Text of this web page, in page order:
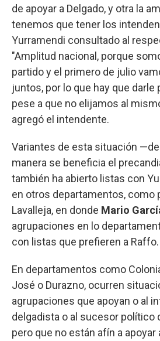
de apoyar a Delgado, y otra la
tenemos que tener los
Yurramendi consultado al
"Amplitud nacional, porque
partido y el primero de julio
juntos, por lo que hay que darle
pese a que no elijamos al
agregó el intendente.
Variantes de esta situación —de
manera se beneficia el
también ha abierto listas con
en otros departamentos, como
Lavalleja, en donde Mario
agrupaciones en lo
con listas que prefieren a Raffo.
En departamentos como
José o Durazno, ocurren
agrupaciones que apoyan o al
delgadista o al sucesor político
pero que no están afín a